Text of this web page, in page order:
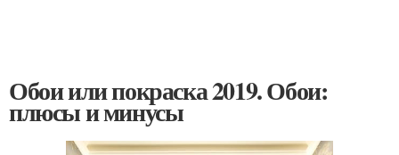
Обои или покраска 2019. Обои:
плюсы и минусы